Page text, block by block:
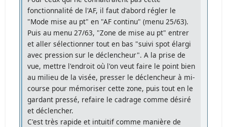
fonctionnalité de l'AF, il faut d'abord régler le
"Mode mise au pt" en "AF continu" (menu 25/63).
Puis au menu 27/63, "Zone de mise au pt" entrer
et aller sélectionner tout en bas "suivi spot élargi
avec pression sur le déclencheur". A la prise de
vue, mettre l'endroit où l'on veut faire le point bien
au milieu de la visée, presser le déclencheur à mi-
course pour mémoriser cette zone, puis tout en le
gardant pressé, refaire le cadrage comme désiré
et déclencher.
C'est très rapide et intuitif comme manière de